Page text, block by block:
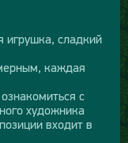
игрушка, сладкий
каждая
с
художника
входит в